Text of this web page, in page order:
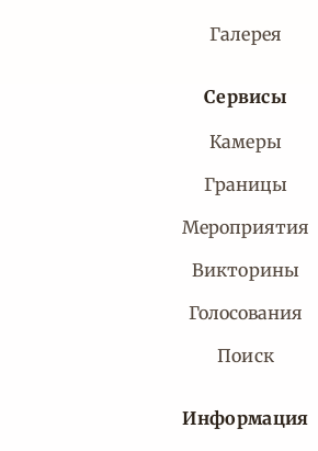
Галерея
Сервисы
Камеры
Границы
Мероприятия
Викторины
Голосования
Поиск
Информация